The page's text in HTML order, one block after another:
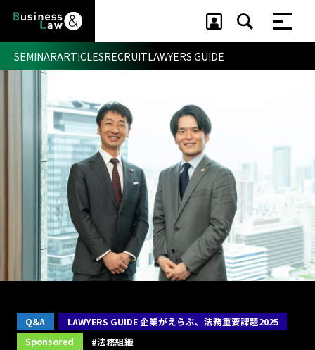
セミナー ・ 記事
セミナー
記事
リクルート
SEMINARARTICLESRECRUITLAWYERS GUIDE
Q&A
LAWYERS GUIDE 企業がえらぶ、法務重要課題2025
Sponsored
#法務組織